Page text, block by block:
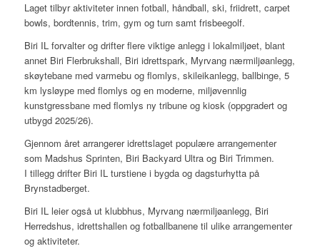
Laget tilbyr aktiviteter innen fotball, håndball, ski, friidrett, carpet
bowls, bordtennis, trim, gym og turn samt frisbeegolf.
Biri IL forvalter og drifter flere viktige anlegg i lokalmiljøet, blant
annet Biri Flerbrukshall, Biri idrettspark, Myrvang nærmiljøanlegg,
skøytebane med varmebu og flomlys, skileikanlegg, ballbinge, 5
km lysløype med flomlys og en moderne, miljøvennlig
kunstgressbane med flomlys ny tribune og kiosk (oppgradert og
utbygd 2025/26).
Gjennom året arrangerer idrettslaget populære arrangementer
som Madshus Sprinten, Biri Backyard Ultra og Biri Trimmen.
I tillegg drifter Biri IL turstiene i bygda og dagsturhytta på
Brynstadberget.
Biri IL leier også ut klubbhus, Myrvang nærmiljøanlegg, Biri
Herredshus, idrettshallen og fotballbanene til ulike arrangementer
og aktiviteter.